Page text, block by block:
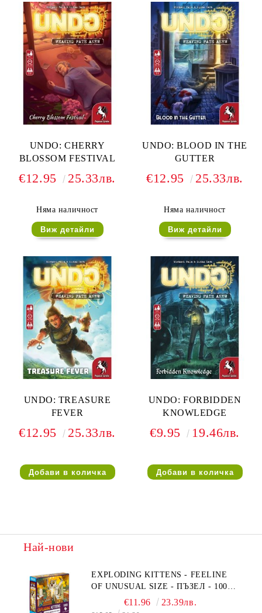
UNDO: CHERRY
BLOSSOM FESTIVAL
€12.95 25.33лв.
Няма наличност
Виж детайли
UNDO: BLOOD IN THE
GUTTER
€12.95 25.33лв.
Няма наличност
Виж детайли
UNDO: TREASURE
FEVER
€12.95 25.33лв.
UNDO: FORBIDDEN
KNOWLEDGE
€9.95 19.46лв.
Най-нови
EXPLODING KITTENS - FEELINE
OF UNUSUAL SIZE - ПЪЗЕЛ - 1000
ЧАСТИ - ПРЕОЦЕНЕН - СРЕДНА
ПОВРЕДА НА КУТИЯТА
€11.96 23.39лв.